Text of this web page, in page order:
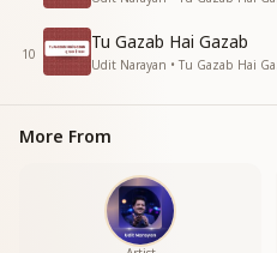
सुखसागर की लहरें बने
प्यार प्रभू का लुटाते चले
दीप राहों में चलने लगेंगे
जीवन सभी के संवरने लगेंगे
देते चले प्यार देते चले
प्यार प्रभू का लुटाते चले
प्यार प्रभू का लुटाते चले
प्यार प्रभू का लुटाते चले
10
Tu Gazab Hai Gazab
Udit Narayan • Tu Gazab Hai
More From